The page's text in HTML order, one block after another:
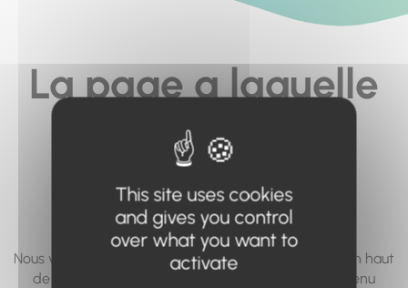
La page a laquelle
vous cherchez à
accéder n'existe
pas... ou plus.
Nous vous invitons à utiliser le moteur de recherche en haut
de page, ou à utiliser le menu pour trouver le contenu
This site uses cookies
and gives you control
over what you want to
activate